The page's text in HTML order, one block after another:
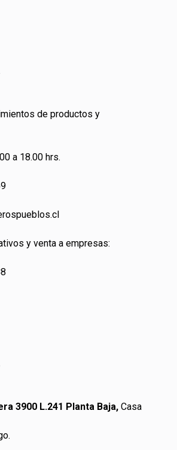
de productos y
a 18.00 hrs.
pueblos.cl
y venta a empresas:
3900 L.241 Planta Baja, Casa